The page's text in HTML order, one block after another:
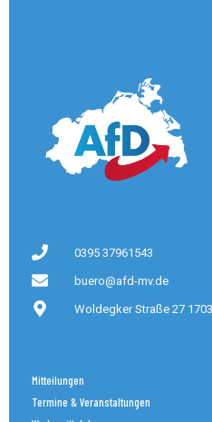
0395 37961543
buero@afd-mv.de
Woldegker Straße 27
Mitteilungen
Termine & Veranstaltungen